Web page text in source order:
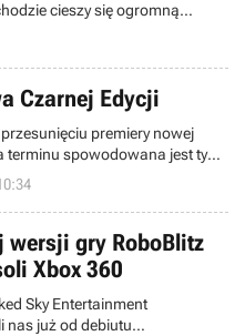
cieszy się ogromną
bułeczki.
Czarnej Edycji
premiery nowej
terminu spowodowana jest tym,
pakiet Czarnej
Obecnie trwają prace nad
rękawa. Nowa data
wersji gry RoboBlitz
Xbox 360
Sky Entertainment
nas już od debiutu